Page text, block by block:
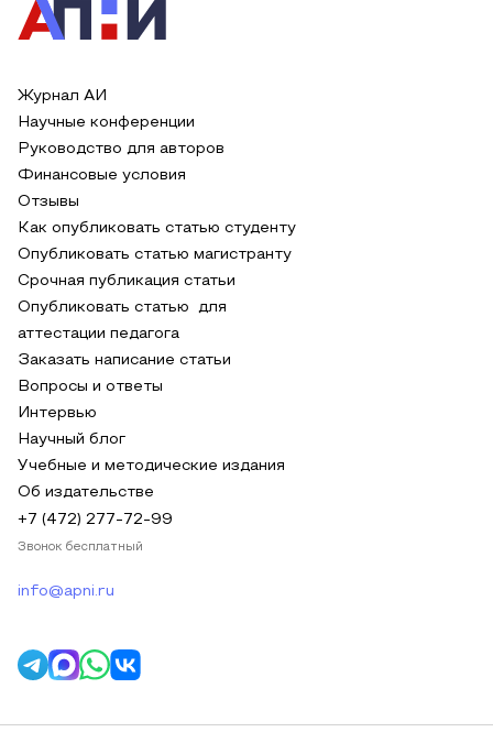
Журнал АИ
Научные конференции
Руководство для авторов
Финансовые условия
Отзывы
Как опубликовать статью студенту
Опубликовать статью магистранту
Срочная публикация статьи
Опубликовать статью для
аттестации педагога
Заказать написание статьи
Вопросы и ответы
Интервью
Научный блог
Учебные и методические издания
Об издательстве
+7 (472) 277-72-99
Звонок бесплатный
info@apni.ru